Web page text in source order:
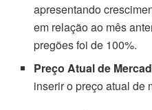
apresentando
em relação ao mês
pregões foi de 100%.
Preço Atual de
inserir o preço atual de